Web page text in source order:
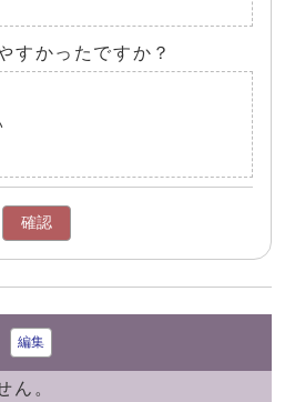
すかったですか？
確認
編集
ん。